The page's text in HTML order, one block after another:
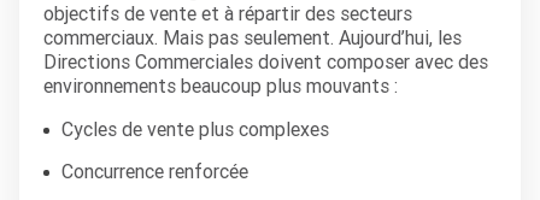
objectifs de vente et à répartir des secteurs
commerciaux. Mais pas seulement. Aujourd’hui, les
Directions Commerciales doivent composer avec des
environnements beaucoup plus mouvants :
Cycles de vente plus complexes
Concurrence renforcée